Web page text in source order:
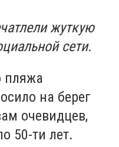
жуткую
сети.
пляжа
на берег
очевидцев,
50-ти лет.